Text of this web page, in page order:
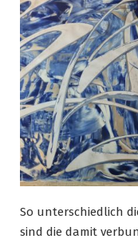
So unterschiedlich
sind die damit